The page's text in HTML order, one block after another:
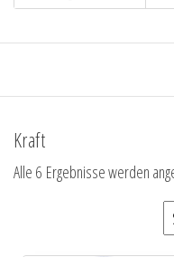
Kraft
Alle 6 Ergebnisse werden